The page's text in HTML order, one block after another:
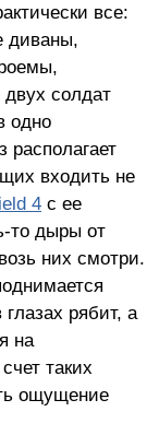
все:
диваны,
солдат
одно
располагает
входить не
4с ее
то дыры от
них смотри.
рябит, а
на
таких
ощущение